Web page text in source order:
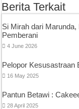
Berita Terkait
Si Mirah dari
Pemberani
4 June 2026
Pelopor Kesusastraan
16 May 2025
Pantun Betawi :
28 April 2025